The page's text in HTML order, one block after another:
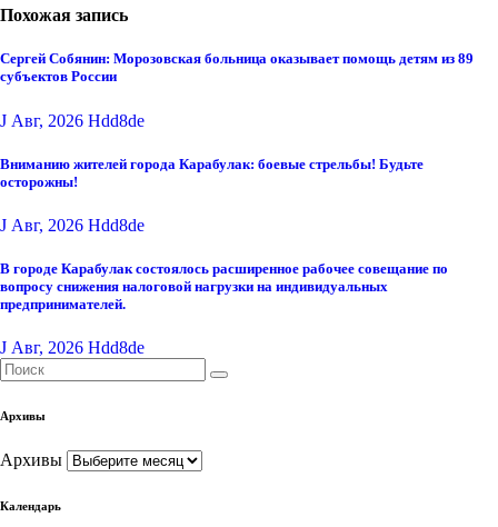
Похожая запись
Сергей Собянин: Морозовская больница оказывает помощь детям из 89
субъектов России
J Авг, 2026 Hdd8de
Вниманию жителей города Карабулак: боевые стрельбы! Будьте
осторожны!
J Авг, 2026 Hdd8de
В городе Карабулак состоялось расширенное рабочее совещание по
вопросу снижения налоговой нагрузки на индивидуальных
предпринимателей.
J Авг, 2026 Hdd8de
Архивы
Архивы
Календарь